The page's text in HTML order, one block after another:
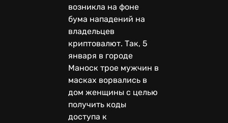
возникла на фоне
бума нападений на
владельцев
криптовалют. Так, 5
января в городе
Маноск трое мужчин в
масках ворвались в
дом женщины с целью
получить коды
доступа к